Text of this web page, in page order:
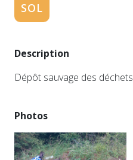
SOL
Description
Dépôt sauvage des déchets
Photos